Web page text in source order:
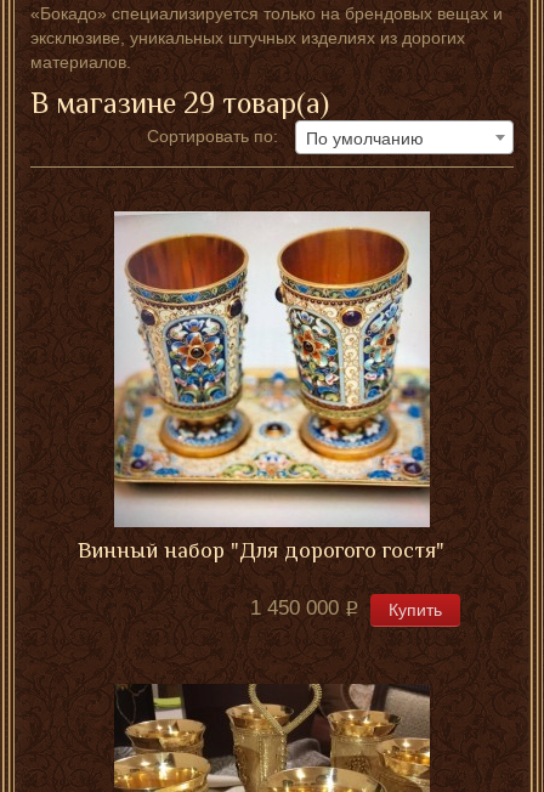
«Бокадо» специализируется только на брендовых вещах и
эксклюзиве, уникальных штучных изделиях из дорогих
материалов.
В магазине 29 товар(а)
Сортировать по: По умолчанию
Винный набор "Для дорогого гостя"
1 450 000 Купить